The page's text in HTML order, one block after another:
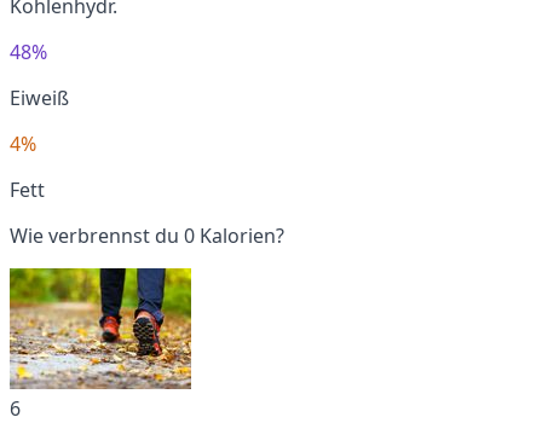
Kohlenhydr.
48%
Eiweiß
4%
Fett
Wie verbrennst du 0 Kalorien?
6